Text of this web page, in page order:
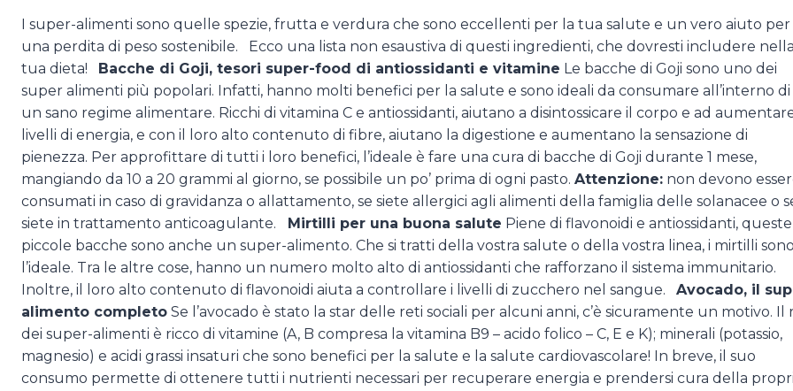
I super-alimenti sono quelle spezie, frutta e verdura che sono eccellenti per la tua salute e un vero aiuto per
una perdita di peso sostenibile. Ecco una lista non esaustiva di questi ingredienti, che dovresti includere
tua dieta! Bacche di Goji, tesori super-food di antiossidanti e vitamine Le bacche di Goji sono uno dei
super alimenti più popolari. Infatti, hanno molti benefici per la salute e sono ideali da consumare all’interno di
un sano regime alimentare. Ricchi di vitamina C e antiossidanti, aiutano a disintossicare il corpo e ad
livelli di energia, e con il loro alto contenuto di fibre, aiutano la digestione e aumentano la sensazione di
pienezza. Per approfittare di tutti i loro benefici, l’ideale è fare una cura di bacche di Goji durante 1 mese,
mangiando da 10 a 20 grammi al giorno, se possibile un po’ prima di ogni pasto. Attenzione: non devono
consumati in caso di gravidanza o allattamento, se siete allergici agli alimenti della famiglia delle solanacee o
siete in trattamento anticoagulante.
Mirtilli per una buona salute Piene di flavonoidi e antiossidanti, queste
piccole bacche sono anche un super-alimento. Che si tratti della vostra salute o della vostra linea, i mirtilli
l’ideale. Tra le altre cose, hanno un numero molto alto di antiossidanti che rafforzano il sistema immunitario.
Inoltre, il loro alto contenuto di flavonoidi aiuta a controllare i livelli di zucchero nel sangue. Avocado, il
alimento completo Se l’avocado è stato la star delle reti sociali per alcuni anni, c’è sicuramente un motivo. Il
dei super-alimenti è ricco di vitamine (A, B compresa la vitamina B9 – acido folico – C, E e K); minerali (potassio,
magnesio) e acidi grassi insaturi che sono benefici per la salute e la salute cardiovascolare! In breve, il suo
consumo permette di ottenere tutti i nutrienti necessari per recuperare energia e prendersi cura della